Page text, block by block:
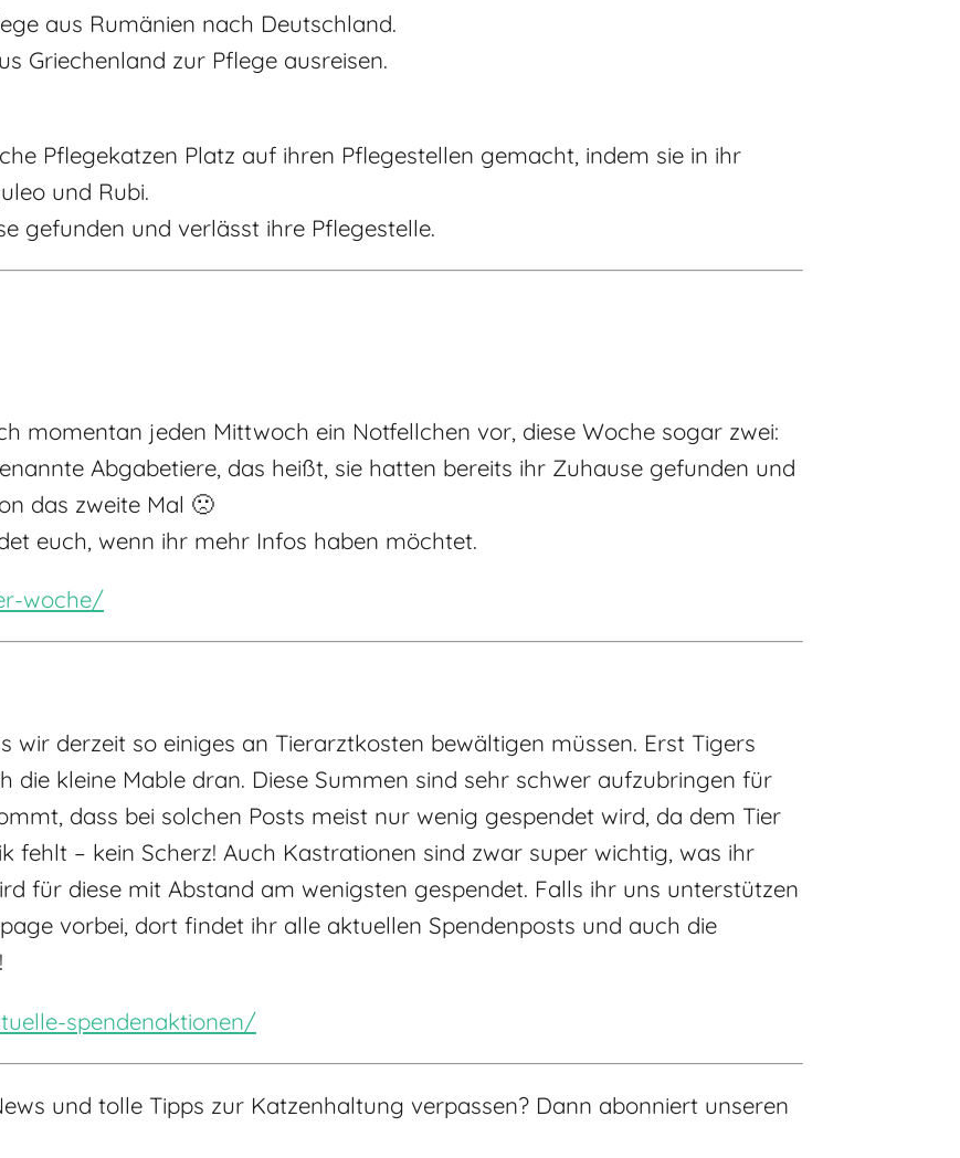
aus Rumänien nach Deutschland.
Griechenland zur Pflege ausreisen.
Pflegekatzen Platz auf ihren Pflegestellen gemacht, indem sie in ihr
und Rubi.
gefunden und verlässt ihre Pflegestelle.
momentan jeden Mittwoch ein Notfellchen vor, diese Woche sogar zwei:
Abgabetiere, das heißt, sie hatten bereits ihr Zuhause gefunden und
das zweite Mal 🙁
euch, wenn ihr mehr Infos haben möchtet.
woche/
derzeit so einiges an Tierarztkosten bewältigen müssen. Erst Tigers
kleine Mable dran. Diese Summen sind sehr schwer aufzubringen für
dass bei solchen Posts meist nur wenig gespendet wird, da dem Tier
fehlt – kein Scherz! Auch Kastrationen sind zwar super wichtig, was ihr
für diese mit Abstand am wenigsten gespendet. Falls ihr uns unterstützen
vorbei, dort findet ihr alle aktuellen Spendenposts und auch die
spendenaktionen/
und tolle Tipps zur Katzenhaltung verpassen? Dann abonniert unseren